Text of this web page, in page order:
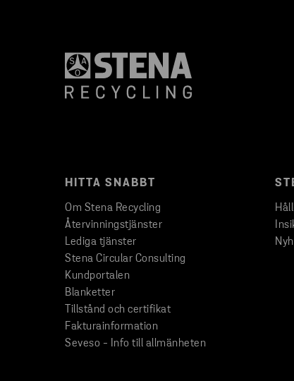
HITTA SNABBT
Om Stena Recycling
Återvinningstjänster
Lediga tjänster
Stena Circular Consulting
Kundportalen
Blanketter
Tillstånd och certifikat
Fakturainformation
Seveso - Info till allmänheten